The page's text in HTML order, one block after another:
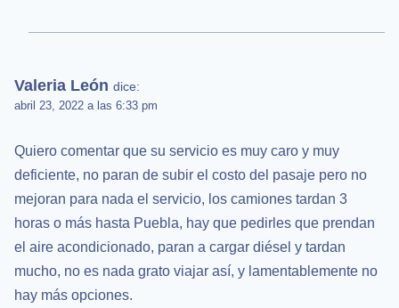
Valeria León dice:
abril 23, 2022 a las 6:33 pm
Quiero comentar que su servicio es muy caro y muy
deficiente, no paran de subir el costo del pasaje pero no
mejoran para nada el servicio, los camiones tardan 3
horas o más hasta Puebla, hay que pedirles que prendan
el aire acondicionado, paran a cargar diésel y tardan
mucho, no es nada grato viajar así, y lamentablemente no
hay más opciones.